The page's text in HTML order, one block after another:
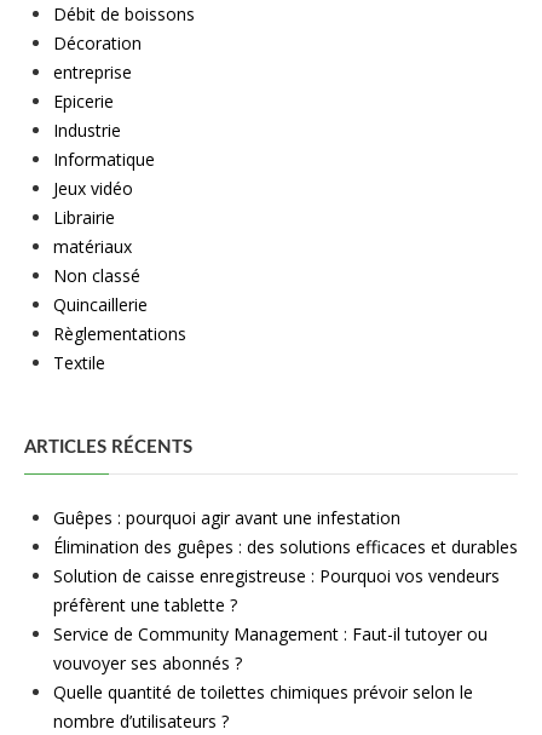
Débit de boissons
Décoration
entreprise
Epicerie
Industrie
Informatique
Jeux vidéo
Librairie
matériaux
Non classé
Quincaillerie
Règlementations
Textile
ARTICLES RÉCENTS
Guêpes : pourquoi agir avant une infestation
Élimination des guêpes : des solutions efficaces et durables
Solution de caisse enregistreuse : Pourquoi vos vendeurs
préfèrent une tablette ?
Service de Community Management : Faut-il tutoyer ou
vouvoyer ses abonnés ?
Quelle quantité de toilettes chimiques prévoir selon le
nombre d’utilisateurs ?